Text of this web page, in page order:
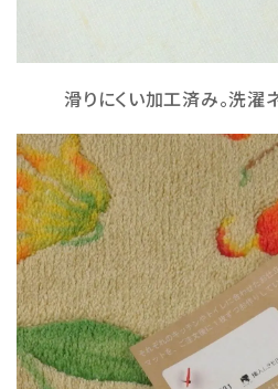
滑りにくい加工済み。洗濯